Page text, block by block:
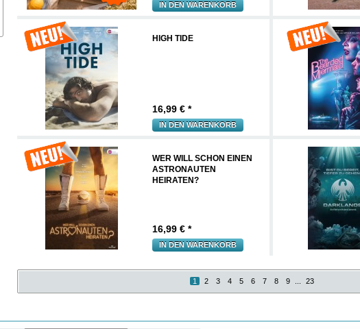
IN DEN WARENKORB
HIGH TIDE
16,99 € *
IN DEN WARENKORB
WER WILL SCHON EINEN
ASTRONAUTEN
HEIRATEN?
16,99 € *
IN DEN WARENKORB
1 2 3 4 5 6 7 8 9 23